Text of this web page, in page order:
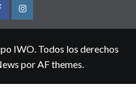
Instagram
IWO. Todos los derechos
por AF themes.